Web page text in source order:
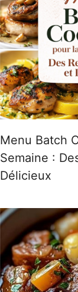
Menu Batch
Semaine :
Délicieux